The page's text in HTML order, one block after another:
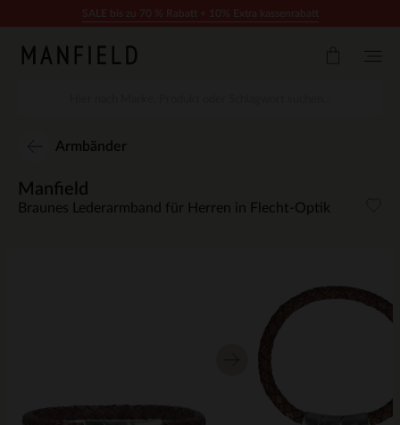
Armbänder
Manfield
Braunes Lederarmband für Herren in Flecht-Optik